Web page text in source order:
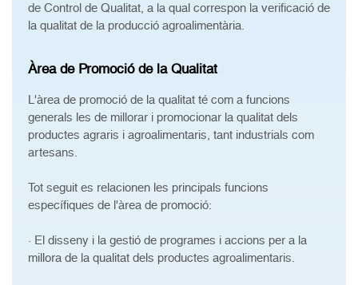
de Control de Qualitat, a la qual correspon la verificació de
la qualitat de la producció agroalimentària.
Àrea de Promoció de la Qualitat
L'àrea de promoció de la qualitat té com a funcions
generals les de millorar i promocionar la qualitat dels
productes agraris i agroalimentaris, tant industrials com
artesans.
Tot seguit es relacionen les principals funcions
específiques de l'àrea de promoció:
· El disseny i la gestió de programes i accions per a la
millora de la qualitat dels productes agroalimentaris.